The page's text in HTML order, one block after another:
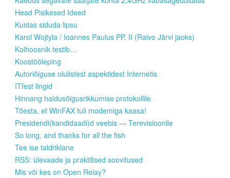
Head Pisikesed Ideed
Kuidas siduda lipsu
Karol Wojtyla / Ioannes Paulus PP. II (Raivo Järvi jaoks)
Kolhoosnik testib…
Koostööleping
Autoriõiguse olulistest aspektidest Internetis
ITfest lingid
Hinnang haldusõigusrikkumise protokollile
Tõesta, et WinFAX tuli modemiga kaasa!
Presidendi(kandidaadi)d veebis — Terevisioonile
So long, and thanks for all the fish
Tee ise taldriklane
RSS: ülevaade ja praktilised soovitused
Mis või kes on Open Relay?